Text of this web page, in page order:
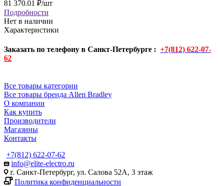
81 370.01 ₽/шт
Подробности
Нет в наличии
Характеристики
Заказать по телефону в Санкт-Петербурге : +7(812) 622-07-
62
Все товары категории
Все товары бренда Allen Bradley
О компании
Как купить
Производители
Магазины
Контакты
+7(812) 622-07-62
info@elite-electro.ru
г. Санкт-Петербург, ул. Салова 52А, 3 этаж
Политика конфиденциальности